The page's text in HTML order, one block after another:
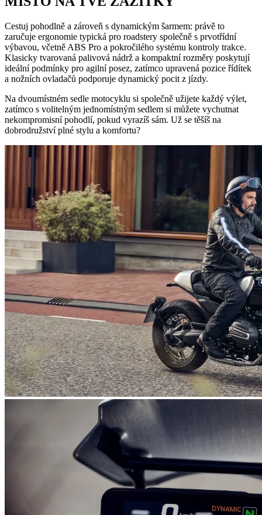
Cestuj pohodlně a zároveň s dynamickým šarmem: právě to
zaručuje ergonomie typická pro roadstery společně s prvotřídní
výbavou, včetně ABS Pro a pokročilého systému kontroly trakce.
Klasicky tvarovaná palivová nádrž a kompaktní rozměry poskytují
ideální podmínky pro agilní posez, zatímco upravená pozice řídítek
a nožních ovladačů podporuje dynamický pocit z jízdy.
Na dvoumístném sedle motocyklu si společně užijete každý výlet,
zatímco s volitelným jednomístným sedlem si můžete vychutnat
nekompromisní pohodlí, pokud vyrazíš sám. Už se těšíš na
dobrodružství plné stylu a komfortu?